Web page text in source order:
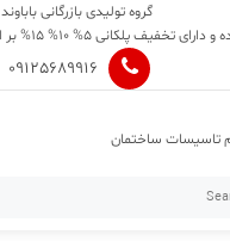
گروه تولیدی بازرگانی باباوند
پلکانی 5% 10% 15% بر اساس تعداد خرید میباشد
09125689916
تاسیسات ساختمان